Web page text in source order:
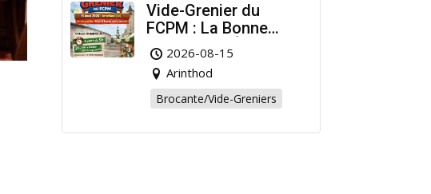
Vide-Grenier du
FCPM : La Bonne
Affaire de l’Été à
Arinthod !
2026-08-15
Arinthod
Brocante/Vide-Greniers